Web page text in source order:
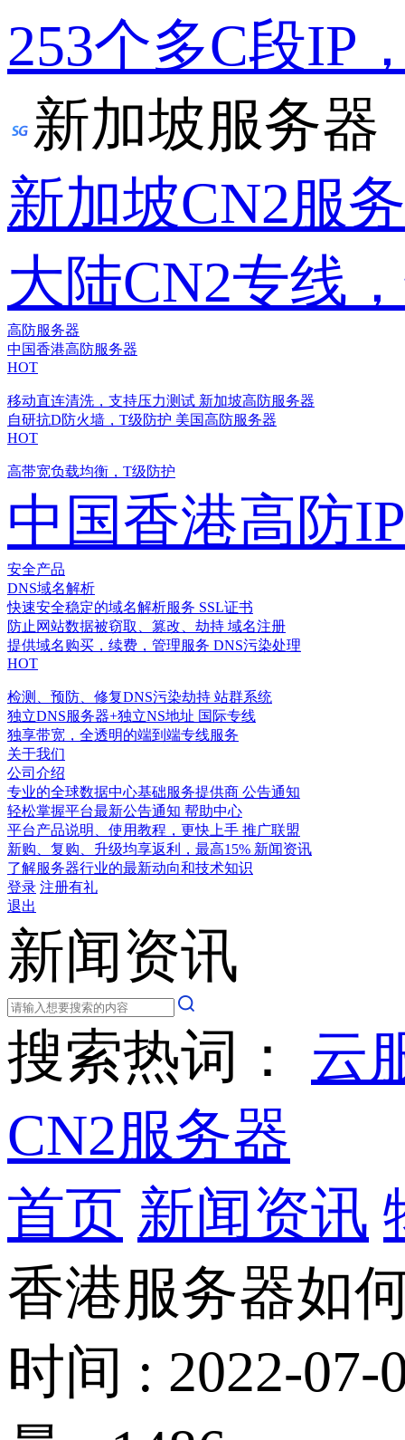
253个多C段IP
新加坡服务器
新加坡CN2服
大陆CN2专线
高防服务器
中国香港高防服务器
HOT
移动直连清洗，支持压力测试 新加坡高防服务器
自研抗D防火墙，T级防护 美国高防服务器
HOT
高带宽负载均衡，T级防护
中国香港高防IP
安全产品
DNS域名解析
快速安全稳定的域名解析服务 SSL证书
防止网站数据被窃取、篡改、劫持 域名注册
提供域名购买，续费，管理服务 DNS污染处理
HOT
检测、预防、修复DNS污染劫持 站群系统
独立DNS服务器+独立NS地址 国际专线
独享带宽，全透明的端到端专线服务
关于我们
公司介绍
专业的全球数据中心基础服务提供商 公告通知
轻松掌握平台最新公告通知 帮助中心
平台产品说明、使用教程，更快上手 推广联盟
新购、复购、升级均享返利，最高15% 新闻资讯
了解服务器行业的最新动向和技术知识
登录 注册有礼
退出
新闻资讯
搜索热词： 云
CN2服务器
首页 新闻资讯
香港服务器如
时间 : 2022-07-